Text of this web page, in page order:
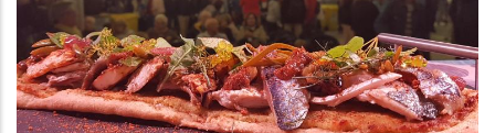
D’acció De Catalunya Regió
Mundial De La Gastronomia 2025
P. econòmica,Turisme